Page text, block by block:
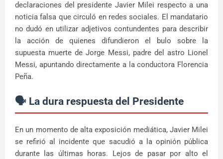
declaraciones del presidente Javier Milei respecto a una
noticia falsa que circuló en redes sociales. El mandatario
no dudó en utilizar adjetivos contundentes para describir
la acción de quienes difundieron el bulo sobre la
supuesta muerte de Jorge Messi, padre del astro Lionel
Messi, apuntando directamente a la conductora Florencia
Peña.
🗣️ La dura respuesta del Presidente
En un momento de alta exposición mediática, Javier Milei
se refirió al incidente que sacudió a la opinión pública
durante las últimas horas. Lejos de pasar por alto el